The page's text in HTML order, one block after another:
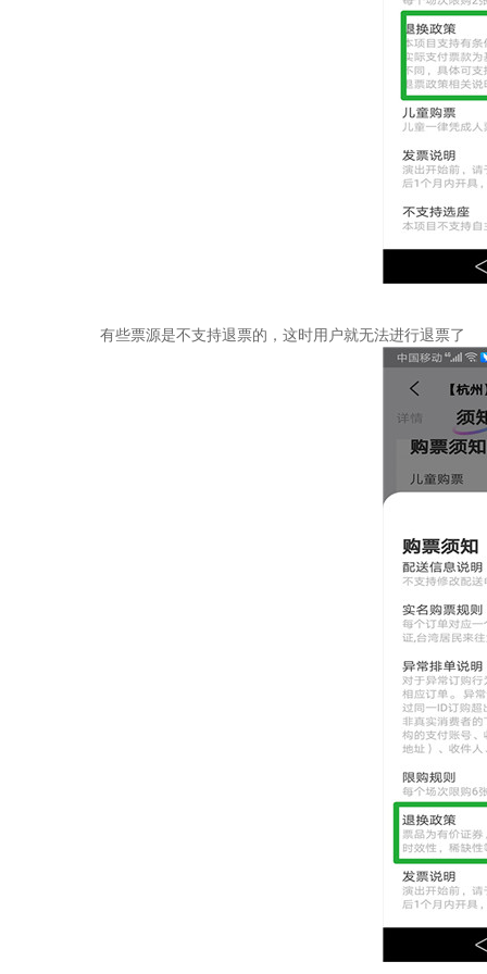
有些票源是不支持退票的，这时用户就无法进行退票了